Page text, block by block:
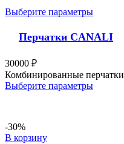
Выберите параметры
Перчатки CANALI
30000 ₽
Комбинированные
Выберите параметры
-30%
В корзину